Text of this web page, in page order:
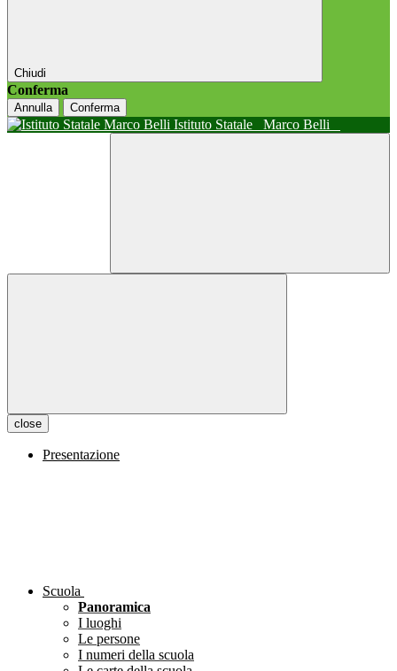
Chiudi
Conferma
Annulla Conferma
Istituto Statale Marco Belli
close
Presentazione
Scuola
Panoramica
I luoghi
Le persone
I numeri della scuola